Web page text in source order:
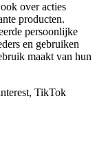
over acties
producten.
persoonlijke
en gebruiken
maakt van hun
TikTok